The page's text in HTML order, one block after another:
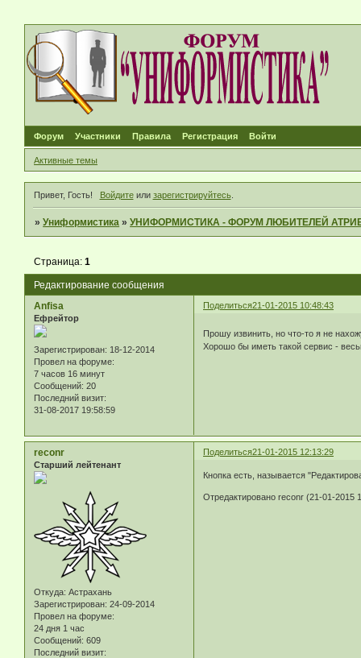
Форум Участники Правила Регистрация Войти
Активные темы
Привет, Гость! Войдитеили зарегистрируйтесь.
»Униформистика »УНИФОРМИСТИКА - ФОРУМ ЛЮБИТЕЛЕЙ
Редактирование сообщения
Страница:1
Поделиться21-01-2015 10:48:43
Anfisa
Ефрейтор
Зарегистрирован: 18-12-2014
Провел на форуме:
7 часов 16 минут
Сообщений: 20
Последний визит:
31-08-2017 19:58:59
Прошу извинить, но что-то я не
Хорошо бы иметь такой сервис -
Поделиться21-01-2015 12:13:29
reconr
Старший лейтенант
Откуда: Астрахань
Зарегистрирован: 24-09-2014
Провел на форуме:
24 дня 1 час
Сообщений: 609
Последний визит:
Кнопка есть, называется
Отредактировано reconr (21-01-2015